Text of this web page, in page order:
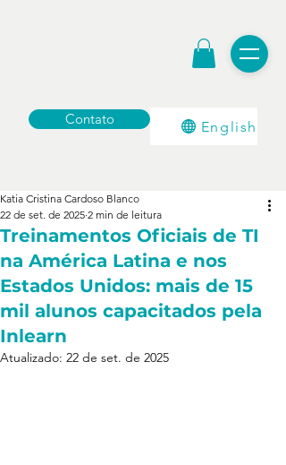
Contato English
Treinamentos Oficiais de TI
na América Latina e nos
Estados Unidos: mais de 15
mil alunos capacitados pela
Inlearn
Katia Cristina Cardoso Blanco
22 de set. de 2025 2 min de leitura
Atualizado: 22 de set. de 2025